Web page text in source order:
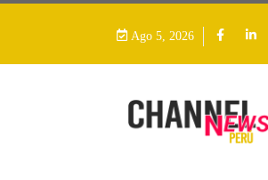
Ago 5, 2026